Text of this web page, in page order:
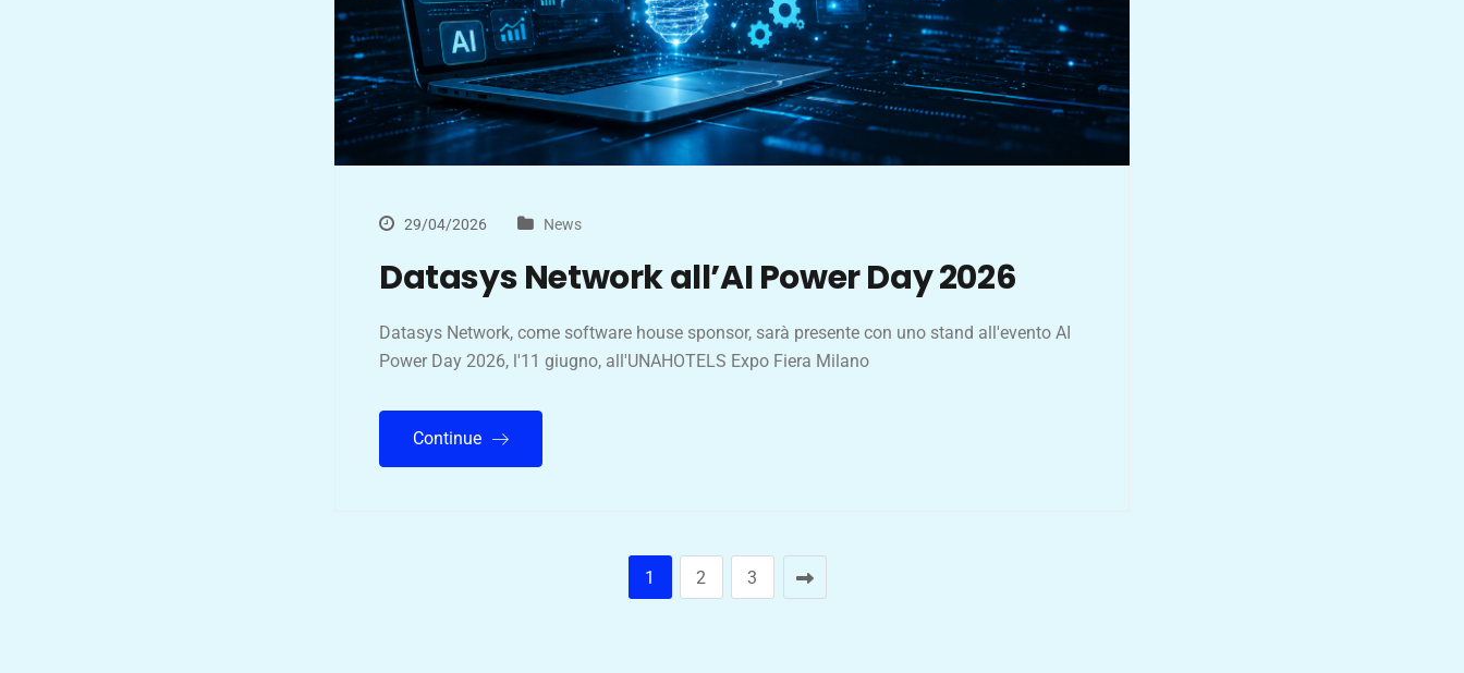
29/04/2026 News
Datasys Network all’AI Power Day 2026
Datasys Network, come software house sponsor, sarà presente con uno stand all'evento AI
Power Day 2026, l'11 giugno, all'UNAHOTELS Expo Fiera Milano
Continue
1 2 3